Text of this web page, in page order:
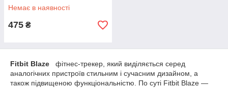
Немає в наявності
475 ₴
Fitbit Blaze фітнес-трекер, який виділяється серед
аналогічних пристроїв стильним і сучасним дизайном, а
також підвищеною функціональністю. По суті Fitbit Blaze —